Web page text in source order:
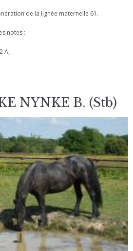
de la lignée maternelle 61.
notes :
A,
NYNKE B. (Stb)